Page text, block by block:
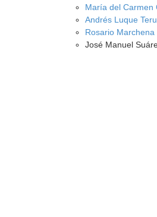
María del Carmen
Andrés Luque
Rosario Marchena
José Manuel